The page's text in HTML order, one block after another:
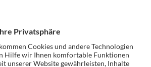
uns auf Social Media